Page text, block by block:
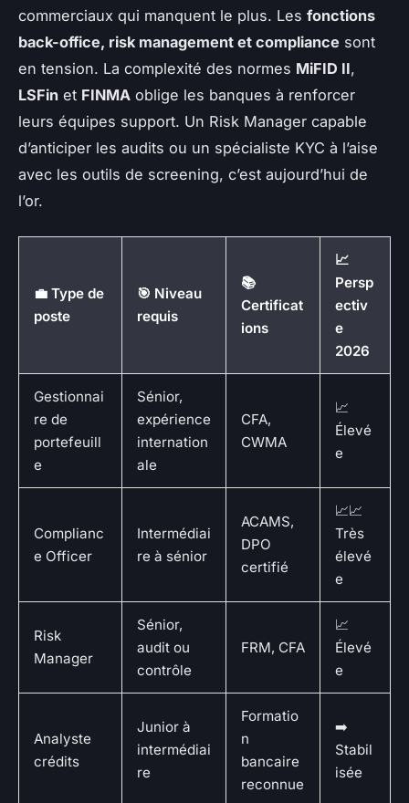
commerciaux qui manquent le plus. Les fonctions
back-office, risk management et compliance sont
en tension. La complexité des normes MiFID II,
LSFin et FINMA oblige les banques à renforcer
leurs équipes support. Un Risk Manager capable
d’anticiper les audits ou un spécialiste KYC à l’aise
avec les outils de screening, c’est aujourd’hui de
l’or.
💼 Type de
poste
🎯 Niveau
requis
📚
Certificat
ions
📈
Persp
ectiv
e
2026
Gestionnai
re de
portefeuill
e
Sénior,
expérience
internation
ale
CFA,
CWMA
📈
Élevé
e
Complianc
e Officer
Intermédiai
re à sénior
ACAMS,
DPO
certifié
📈📈
Très
élevé
e
Risk
Manager
Sénior,
audit ou
contrôle
FRM, CFA
📈
Élevé
e
Analyste
crédits
Junior à
intermédiai
re
Formatio
n
bancaire
reconnue
➡️
Stabil
isée